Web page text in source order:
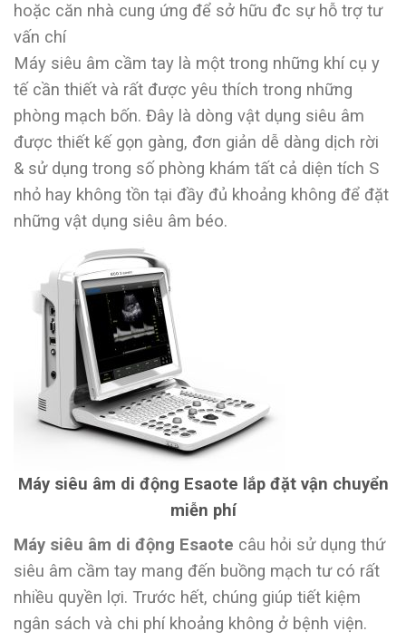
hoặc căn nhà cung ứng để sở hữu đc sự hỗ trợ tư
vấn chí
Máy siêu âm cầm tay là một trong những khí cụ y
tế cần thiết và rất được yêu thích trong những
phòng mạch bốn. Đây là dòng vật dụng siêu âm
được thiết kế gọn gàng, đơn giản dễ dàng dịch rời
& sử dụng trong số phòng khám tất cả diện tích S
nhỏ hay không tồn tại đầy đủ khoảng không để đặt
những vật dụng siêu âm béo.
Máy siêu âm di động Esaote lắp đặt vận chuyển
miễn phí
Máy siêu âm di động Esaote câu hỏi sử dụng thứ
siêu âm cầm tay mang đến buồng mạch tư có rất
nhiều quyền lợi. Trước hết, chúng giúp tiết kiệm
ngân sách và chi phí khoảng không ở bệnh viện.